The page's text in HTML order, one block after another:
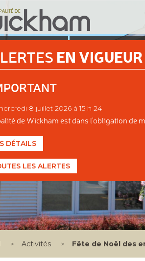
MUNICIPALE
EN VIGUEUR
8 juillet 2026 à 15 h 24
de Wickham est dans l'obligation de
DÉTAILS
LES ALERTES
> Activités > Fête de Noël des